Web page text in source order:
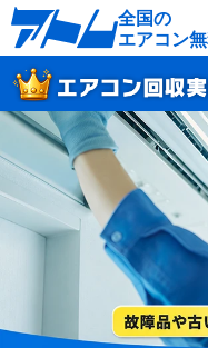
全国の
エアコン
サービスの特徴
対応エリア
よくあるご質問
全国